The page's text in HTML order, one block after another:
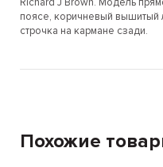
поясе, коричневый вышитый
строчка на кармане сзади.
Похожие